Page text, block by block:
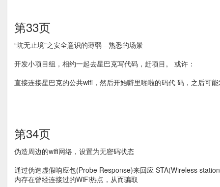
第33页
“坑无止境”之安全意识的薄弱—熟悉的场景
开发小项目组，相约一起去星巴克写代码，赶项目。 或许：
直接连接星巴克的公共wifi，然后开始噼里啪啦的码代 码，之后可
第34页
伪造周边的wifi网络，设置为无密码状态
通过伪造虚假响应包(Probe Response)来回应 STA(Wireless
内存在曾经连接过的WiFi热点，从而骗取